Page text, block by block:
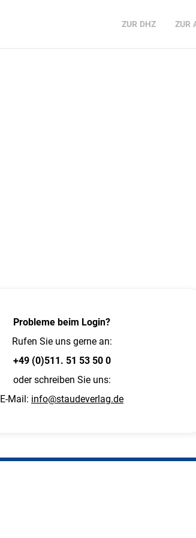
ZUR DHZ ZUR
Probleme beim Login?
Rufen Sie uns gerne an:
+49 (0)511. 51 53 50 0
oder schreiben Sie uns:
E-Mail: info@staudeverlag.de